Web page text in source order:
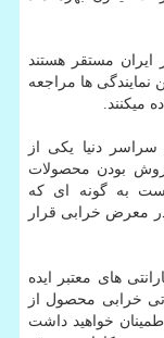
مستقر هستند
نمایندگی ها مراجعه
میکنند.
دنیا یکی از
بودن محصولات
به گونه ای که
معرض خرابی قرار
های معتبر ایده
خرابی محصول از
خواهید داشت